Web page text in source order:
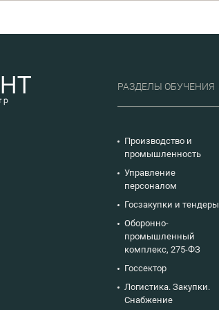
подходов к
денежными
прибылью
возможность
рассмотреть на
инструменты,
применяемые
директорами в
условиях принятия
антикризисных
решений и
реализации
проектов изменений.
РАЗДЕЛЫ ОБУЧЕНИЯ
Производство и
промышленность
Управление
персоналом
Госзакупки и тендеры
Оборонно-
промышленный
комплекс, 275-ФЗ
Госсектор
Логистика. Закупки.
Снабжение